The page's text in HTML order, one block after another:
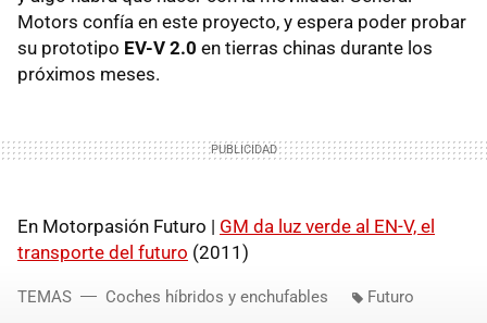
Motors confía en este proyecto, y espera poder probar
su prototipo EV-V 2.0 en tierras chinas durante los
próximos meses.
En Motorpasión Futuro | GM da luz verde al EN-V, el
transporte del futuro (2011)
TEMAS Coches híbridos y enchufables Futuro